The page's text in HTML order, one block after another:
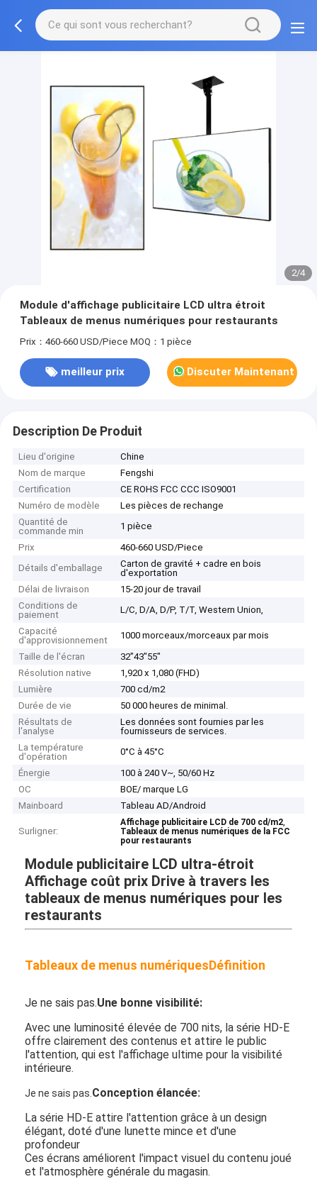
2/4
Module d'affichage publicitaire LCD ultra étroit
Tableaux de menus numériques pour restaurants
Prix：460-660 USD/Piece MOQ：1 pièce
meilleur prix Discuter Maintenant
Description De Produit
Lieu d'origine
Chine
Nom de marque
Fengshi
Certification
CE ROHS FCC CCC ISO9001
Numéro de modèle
Les pièces de rechange
Quantité de
commande min
1 pièce
Prix
460-660 USD/Piece
Détails d'emballage
Carton de gravité + cadre en bois
d'exportation
Délai de livraison
15-20 jour de travail
Conditions de
paiement
L/C, D/A, D/P, T/T, Western Union,
Capacité
d'approvisionnement
1000 morceaux/morceaux par mois
Taille de l'écran
32"43"55"
Résolution native
1,920 x 1,080 (FHD)
Lumière
700 cd/m2
Durée de vie
50 000 heures de minimal.
Résultats de
l'analyse
Les données sont fournies par les
fournisseurs de services.
La température
d'opération
0°C à 45°C
Énergie
100 à 240 V~, 50/60 Hz
OC
BOE/ marque LG
Mainboard
Tableau AD/Android
Surligner:
Affichage publicitaire LCD de 700 cd/m2,
Tableaux de menus numériques de la FCC
pour restaurants
Module publicitaire LCD ultra-étroit
Affichage coût prix Drive à travers les
tableaux de menus numériques pour les
restaurants
Tableaux de menus numériquesDéfinition
Je ne sais pas.Une bonne visibilité:
Avec une luminosité élevée de 700 nits, la série HD-E
offre clairement des contenus et attire le public
l'attention, qui est l'affichage ultime pour la visibilité
intérieure.
Je ne sais pas. Conception élancée:
La série HD-E attire l'attention grâce à un design
élégant, doté d'une lunette mince et d'une
profondeur
Ces écrans améliorent l'impact visuel du contenu joué
et l'atmosphère générale du magasin.